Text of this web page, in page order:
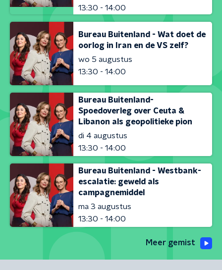
13:30 - 14:00
Bureau Buitenland - Wat doet de
oorlog in Iran en de VS zelf?
wo 5 augustus
13:30 - 14:00
Bureau Buitenland-
Spoedoverleg over Ceuta &
Libanon als geopolitieke pion
di 4 augustus
13:30 - 14:00
Bureau Buitenland - Westbank-
escalatie: geweld als
campagnemiddel
ma 3 augustus
13:30 - 14:00
Meer gemist